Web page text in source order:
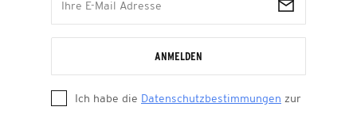
ANMELDEN
Ich habe die Datenschutzbestimmungen zur